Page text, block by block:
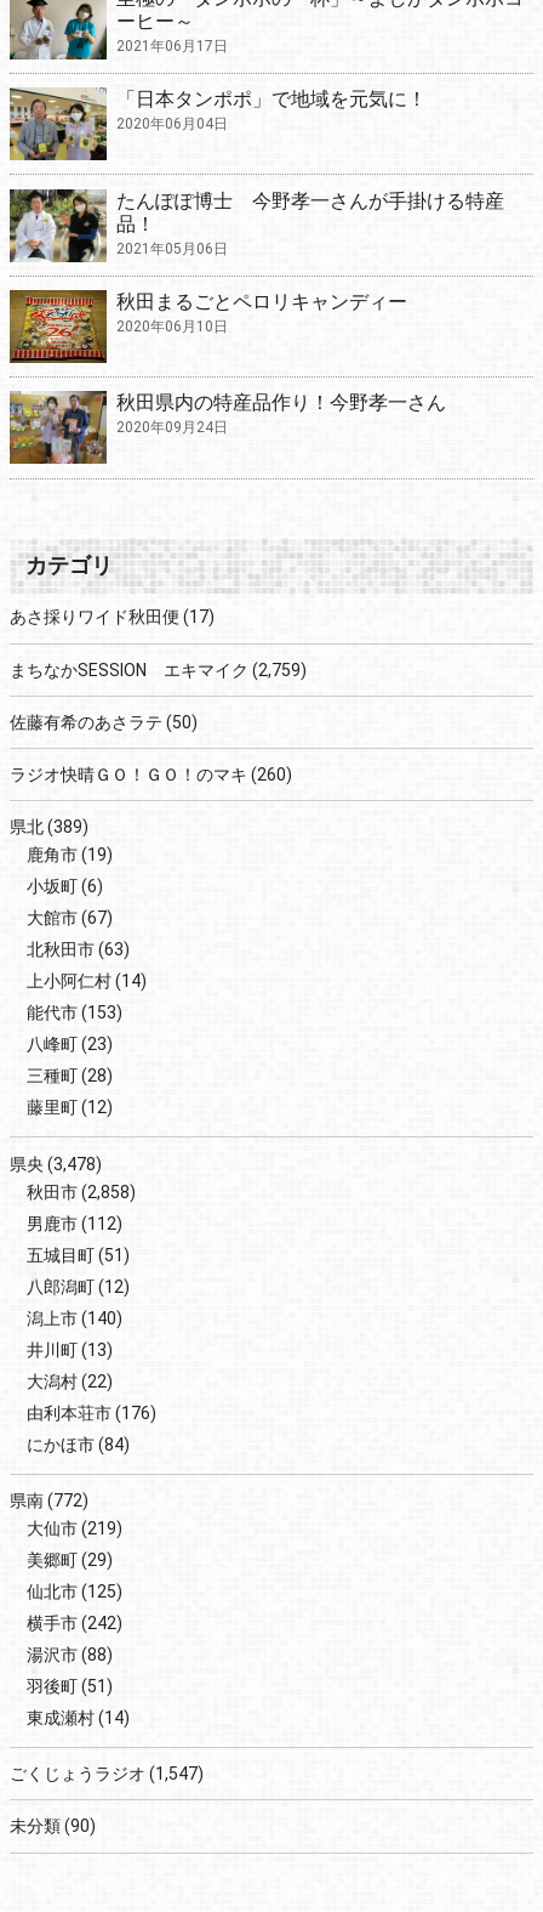
ーヒー～
2021年06月17日
「日本タンポポ」で地域を元気に！
2020年06月04日
たんぽぽ博士 今野孝一さんが手掛ける特産
品！
2021年05月06日
秋田まるごとペロリキャンディー
2020年06月10日
秋田県内の特産品作り！今野孝一さん
2020年09月24日
カテゴリ
あさ採りワイド秋田便 (17)
まちなかSESSION エキマイク (2,759)
佐藤有希のあさラテ (50)
ラジオ快晴ＧＯ！ＧＯ！のマキ (260)
県北(389)
鹿角市(19)
小坂町(6)
大館市(67)
北秋田市(63)
上小阿仁村(14)
能代市(153)
八峰町(23)
三種町(28)
藤里町(12)
県央 (3,478)
秋田市(2,858)
男鹿市(112)
五城目町(51)
八郎潟町(12)
潟上市(140)
井川町(13)
大潟村(22)
由利本荘市(176)
にかほ市(84)
県南(772)
大仙市(219)
美郷町(29)
仙北市(125)
横手市(242)
湯沢市(88)
羽後町(51)
東成瀬村(14)
ごくじょうラジオ (1,547)
未分類(90)